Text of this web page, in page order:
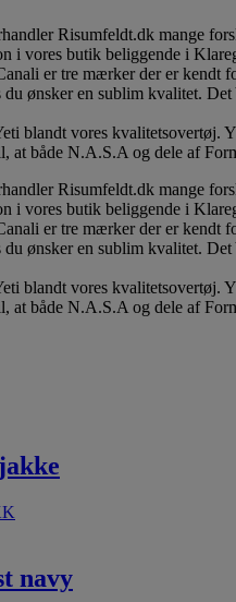
Risumfeldt.dk mange
i vores butik beliggende i
er tre mærker der er kendt
ønsker en sublim kvalitet.
blandt vores kvalitetsovertøj.
at både N.A.S.A og dele af
Risumfeldt.dk mange
i vores butik beliggende i
er tre mærker der er kendt
ønsker en sublim kvalitet.
blandt vores kvalitetsovertøj.
at både N.A.S.A og dele af
navy